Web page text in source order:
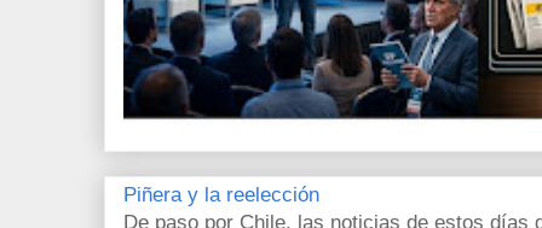
Piñera y la reelección
De paso por Chile, las noticias de estos días